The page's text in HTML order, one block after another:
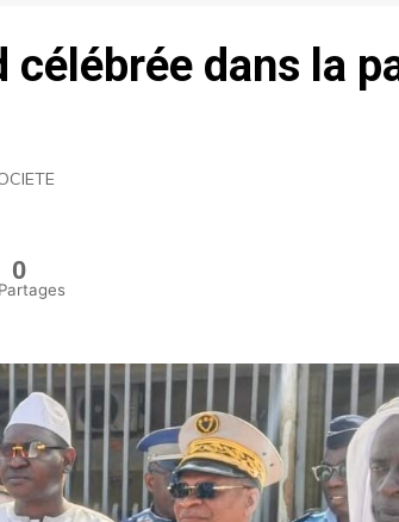
ECONOMIE
célébrée dans la
0
Partages